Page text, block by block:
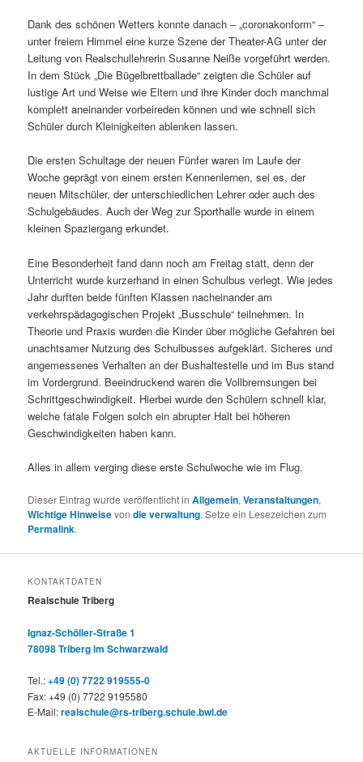
Dank des schönen Wetters konnte danach – „coronakonform“ –
unter freiem Himmel eine kurze Szene der Theater-AG unter der
Leitung von Realschullehrerin Susanne Neiße vorgeführt werden.
In dem Stück „Die Bügelbrettballade“ zeigten die Schüler auf
lustige Art und Weise wie Eltern und ihre Kinder doch manchmal
komplett aneinander vorbeireden können und wie schnell sich
Schüler durch Kleinigkeiten ablenken lassen.
Die ersten Schultage der neuen Fünfer waren im Laufe der
Woche geprägt von einem ersten Kennenlernen, sei es, der
neuen Mitschüler, der unterschiedlichen Lehrer oder auch des
Schulgebäudes. Auch der Weg zur Sporthalle wurde in einem
kleinen Spaziergang erkundet.
Eine Besonderheit fand dann noch am Freitag statt, denn der
Unterricht wurde kurzerhand in einen Schulbus verlegt. Wie jedes
Jahr durften beide fünften Klassen nacheinander am
verkehrspädagogischen Projekt „Busschule“ teilnehmen. In
Theorie und Praxis wurden die Kinder über mögliche Gefahren bei
unachtsamer Nutzung des Schulbusses aufgeklärt. Sicheres und
angemessenes Verhalten an der Bushaltestelle und im Bus stand
im Vordergrund. Beeindruckend waren die Vollbremsungen bei
Schrittgeschwindigkeit. Hierbei wurde den Schülern schnell klar,
welche fatale Folgen solch ein abrupter Halt bei höheren
Geschwindigkeiten haben kann.
Alles in allem verging diese erste Schulwoche wie im Flug.
Dieser Eintrag wurde veröffentlicht inAllgemein,Veranstaltungen,
Wichtige Hinweisevondie verwaltung. Setze ein Lesezeichen zum
Permalink.
KONTAKTDATEN
Realschule Triberg
Ignaz-Schöller-Straße 1
78098 Triberg im Schwarzwald
Tel.:+49 (0) 7722 919555-0
Fax: +49 (0) 7722 9195580
E-Mail:realschule@rs-triberg.schule.bwl.de
AKTUELLE INFORMATIONEN